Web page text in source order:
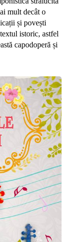
mult decât o
și povești
istoric, astfel
capodoperă și